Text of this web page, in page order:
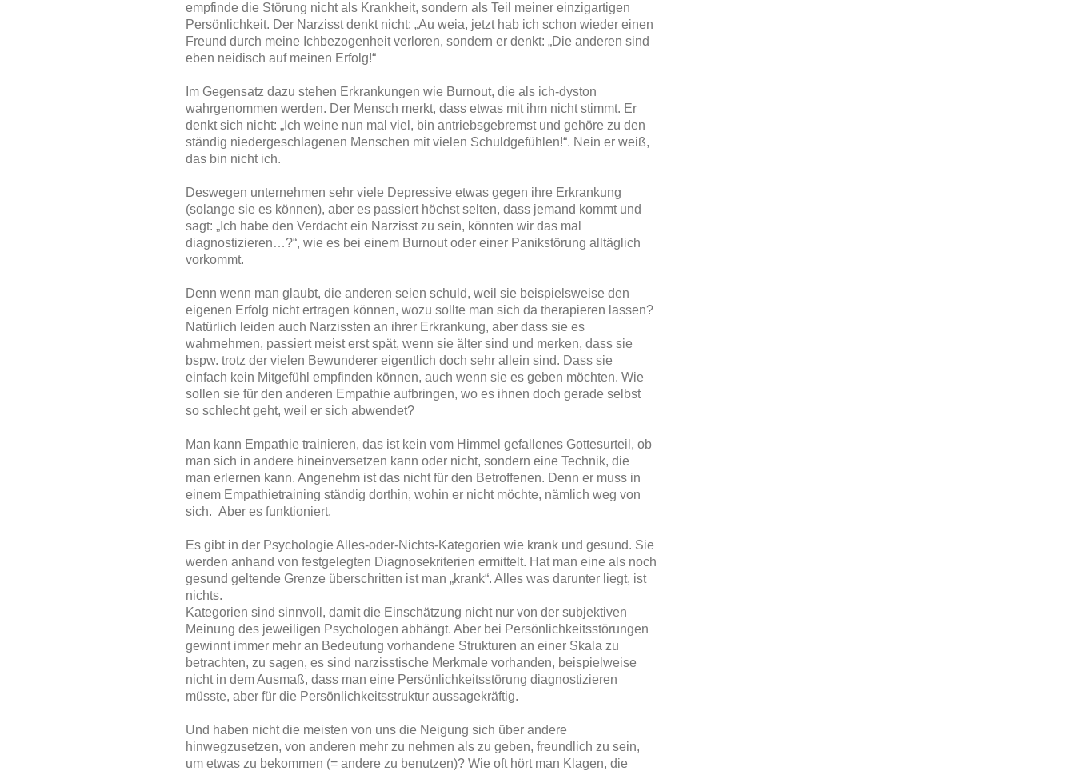
empfinde die Störung nicht als Krankheit, sondern als Teil meiner einzigartigen
Persönlichkeit. Der Narzisst denkt nicht: „Au weia, jetzt hab ich schon wieder einen
Freund durch meine Ichbezogenheit verloren, sondern er denkt: „Die anderen sind
eben neidisch auf meinen Erfolg!“
Im Gegensatz dazu stehen Erkrankungen wie Burnout, die als ich-dyston
wahrgenommen werden. Der Mensch merkt, dass etwas mit ihm nicht stimmt. Er
denkt sich nicht: „Ich weine nun mal viel, bin antriebsgebremst und gehöre zu den
ständig niedergeschlagenen Menschen mit vielen Schuldgefühlen!“. Nein er weiß,
das bin nicht ich.
Deswegen unternehmen sehr viele Depressive etwas gegen ihre Erkrankung
(solange sie es können), aber es passiert höchst selten, dass jemand kommt und
sagt: „Ich habe den Verdacht ein Narzisst zu sein, könnten wir das mal
diagnostizieren…?“, wie es bei einem Burnout oder einer Panikstörung alltäglich
vorkommt.
Denn wenn man glaubt, die anderen seien schuld, weil sie beispielsweise den
eigenen Erfolg nicht ertragen können, wozu sollte man sich da therapieren lassen?
Natürlich leiden auch Narzissten an ihrer Erkrankung, aber dass sie es
wahrnehmen, passiert meist erst spät, wenn sie älter sind und merken, dass sie
bspw. trotz der vielen Bewunderer eigentlich doch sehr allein sind. Dass sie
einfach kein Mitgefühl empfinden können, auch wenn sie es geben möchten. Wie
sollen sie für den anderen Empathie aufbringen, wo es ihnen doch gerade selbst
so schlecht geht, weil er sich abwendet?
Man kann Empathie trainieren, das ist kein vom Himmel gefallenes Gottesurteil, ob
man sich in andere hineinversetzen kann oder nicht, sondern eine Technik, die
man erlernen kann. Angenehm ist das nicht für den Betroffenen. Denn er muss in
einem Empathietraining ständig dorthin, wohin er nicht möchte, nämlich weg von
sich. Aber es funktioniert.
Es gibt in der Psychologie Alles-oder-Nichts-Kategorien wie krank und gesund. Sie
werden anhand von festgelegten Diagnosekriterien ermittelt. Hat man eine als noch
gesund geltende Grenze überschritten ist man „krank“. Alles was darunter liegt, ist
nichts.
Kategorien sind sinnvoll, damit die Einschätzung nicht nur von der subjektiven
Meinung des jeweiligen Psychologen abhängt. Aber bei Persönlichkeitsstörungen
gewinnt immer mehr an Bedeutung vorhandene Strukturen an einer Skala zu
betrachten, zu sagen, es sind narzisstische Merkmale vorhanden, beispielweise
nicht in dem Ausmaß, dass man eine Persönlichkeitsstörung diagnostizieren
müsste, aber für die Persönlichkeitsstruktur aussagekräftig.
Und haben nicht die meisten von uns die Neigung sich über andere
hinwegzusetzen, von anderen mehr zu nehmen als zu geben, freundlich zu sein,
um etwas zu bekommen (= andere zu benutzen)? Wie oft hört man Klagen, die